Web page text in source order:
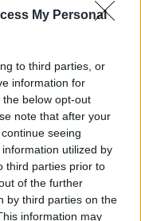
My Personal
to third parties, or
information for
below opt-out
note that after your
seeing
utilized by
third parties prior to
of the further
by third parties on the
information may
#MEGJELENÉS